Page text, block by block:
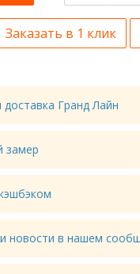
Заказать в 1 клик
доставка Гранд Лайн
замер
и новости в нашем